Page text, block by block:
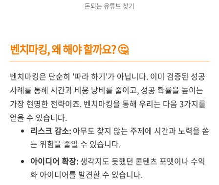
돈되는 유튜브 찾기
벤치마킹, 왜 해야 할까요? 🤔
벤치마킹은 단순히 '따라 하기'가 아닙니다. 이미 검증된 성공
사례를 통해 시간과 비용 낭비를 줄이고, 성공 확률을 높이는
가장 현명한 전략이죠. 벤치마킹을 통해 우리는 다음 3가지를
얻을 수 있습니다.
리스크 감소: 아무도 찾지 않는 주제에 시간과 노력을 쏟
는 위험을 줄일 수 있습니다.
아이디어 확장: 생각지도 못했던 콘텐츠 포맷이나 수익
화 아이디어를 발견할 수 있습니다.